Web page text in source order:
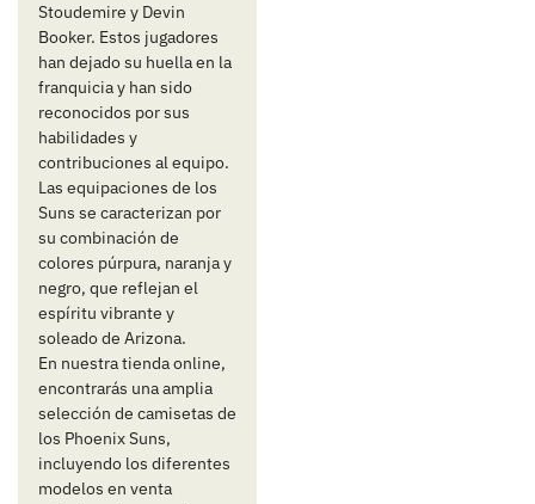
Stoudemire y Devin
Booker. Estos jugadores
han dejado su huella en la
franquicia y han sido
reconocidos por sus
habilidades y
contribuciones al equipo.
Las equipaciones de los
Suns se caracterizan por
su combinación de
colores púrpura, naranja y
negro, que reflejan el
espíritu vibrante y
soleado de Arizona.
En nuestra tienda online,
encontrarás una amplia
selección de camisetas de
los Phoenix Suns,
incluyendo los diferentes
modelos en venta